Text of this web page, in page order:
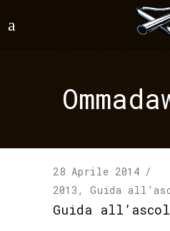
28 Aprile 2014
2013 ,Guida
Guida